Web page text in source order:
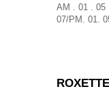
AM . 01 . 05
07/PM . 01.